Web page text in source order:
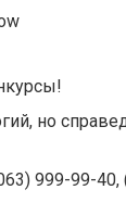
но
999-99-